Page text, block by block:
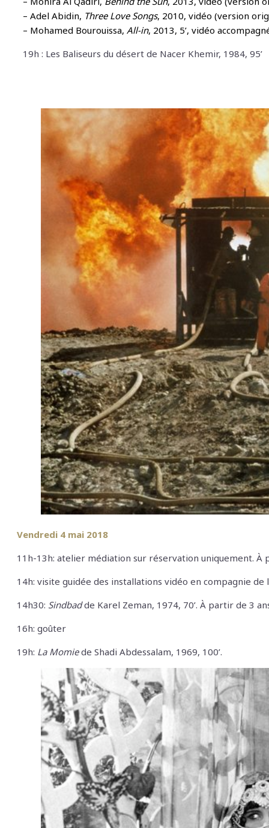
– Adel Abidin, Three Love Songs, 2010, vidéo (version
– Mohamed Bourouissa, All-in, 2013, 5’, vidéo
19h : Les Baliseurs du désert de Nacer Khemir, 1984, 95’
Vendredi 4 mai 2018
11h-13h: atelier médiation sur réservation uniquement. À
14h: visite guidée des installations vidéo en compagnie
14h30: Sindbadde Karel Zeman, 1974, 70’. À partir de 3
16h: goûter
19h: La Momiede Shadi Abdessalam, 1969, 100’.